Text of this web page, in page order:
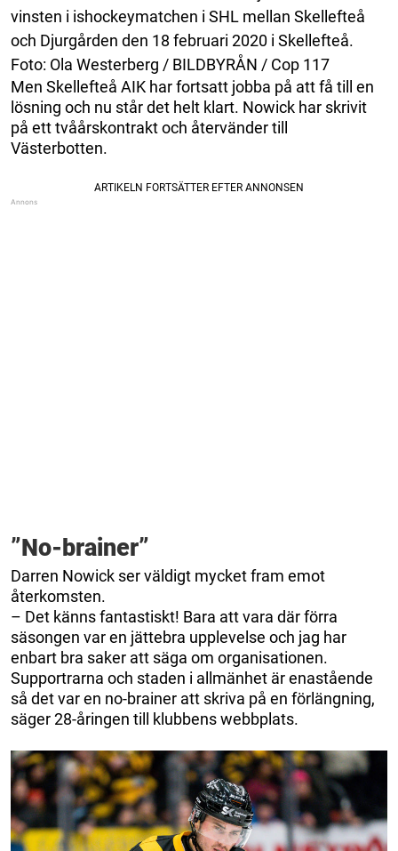
vinsten i ishockeymatchen i SHL mellan Skellefteå
och Djurgården den 18 februari 2020 i Skellefteå.
Foto: Ola Westerberg / BILDBYRÅN / Cop 117
Men Skellefteå AIK har fortsatt jobba på att få till en
lösning och nu står det helt klart. Nowick har skrivit
på ett tvåårskontrakt och återvänder till
Västerbotten.
”No-brainer”
Darren Nowick ser väldigt mycket fram emot
återkomsten.
– Det känns fantastiskt! Bara att vara där förra
säsongen var en jättebra upplevelse och jag har
enbart bra saker att säga om organisationen.
Supportrarna och staden i allmänhet är enastående
så det var en no-brainer att skriva på en förlängning,
säger 28-åringen till klubbens webbplats.